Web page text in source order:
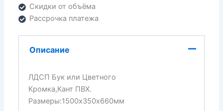
Скидки от объёма
Рассрочка платежа
Описание
ЛДСП Бук или Цветного
Кромка,Кант ПВХ.
Размеры:1500х350х660мм